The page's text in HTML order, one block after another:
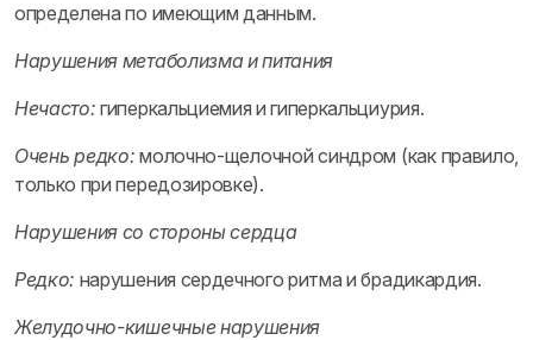
определена по имеющим данным.
Нарушения метаболизма и питания
Нечасто: гиперкальциемия и гиперкальциурия.
Очень редко: молочно-щелочной синдром (как правило,
только при передозировке).
Нарушения со стороны сердца
Редко: нарушения сердечного ритма и брадикардия.
Желудочно-кишечные нарушения